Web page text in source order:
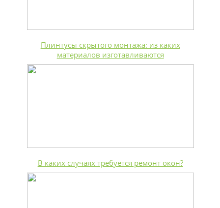
Плинтусы скрытого монтажа: из каких
материалов изготавливаются
В каких случаях требуется ремонт окон?